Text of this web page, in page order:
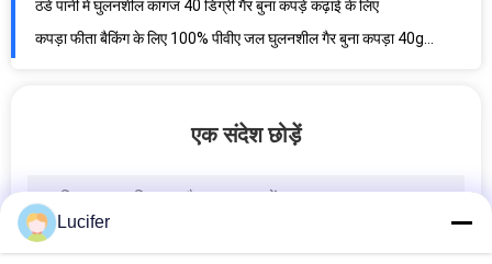
कढ़ाई बैकिंग के लिए 20/40/60 डिग्री ठंडा / गर्म पानी में घुलनशील स्टेबलाइजर pva पानी में घुलनशील पेपर गैर बुना हुआ कपड़ा
उभरा हुआ ठंडा पानी घुलनशील कपड़ा, 100% पीवीए कढ़ाई समर्थन
पॉलीविनाइल अल्कोहल वाटर घुलनशील पैकेजिंग फिल्म / बैग
एक संदेश छोड़ें
Lucifer